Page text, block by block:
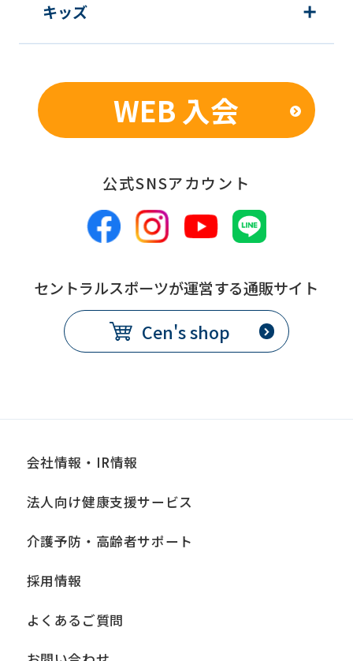
キッズ
WEB 入会
公式SNSアカウント
セントラルスポーツが運営する通販サイト
Cen's shop
会社情報・IR情報
法人向け健康支援サービス
介護予防・高齢者サポート
採用情報
よくあるご質問